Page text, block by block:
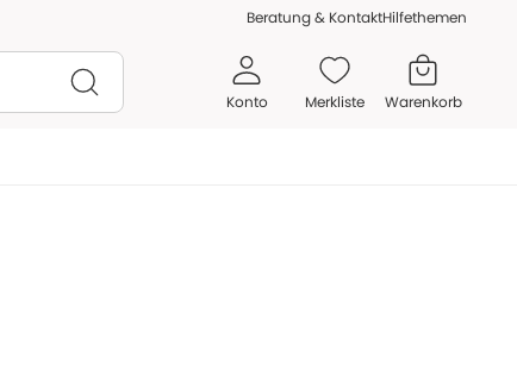
Beratung & KontaktHilfethemen
Konto Merkliste Warenkorb